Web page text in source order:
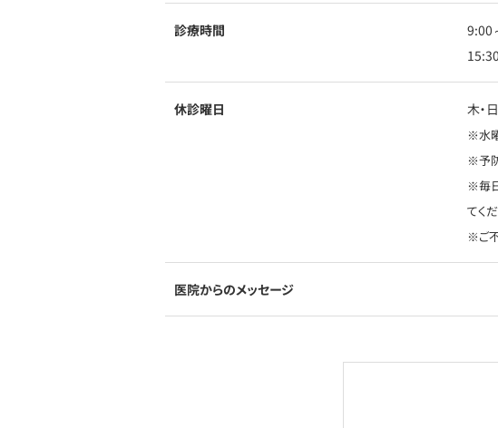
診療時間
9:00
休診曜日 木・
※水
※予
※毎
てく
※ご
医院からのメッセージ